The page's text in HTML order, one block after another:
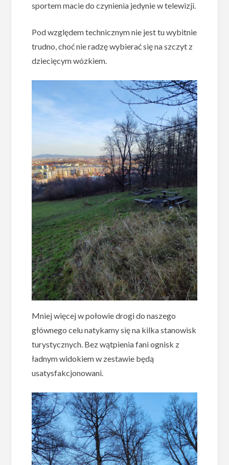
sportem macie do czynienia jedynie w telewizji.
Pod względem technicznym nie jest tu wybitnie
trudno, choć nie radzę wybierać się na szczyt z
dziecięcym wózkiem.
Mniej więcej w połowie drogi do naszego
głównego celu natykamy się na kilka stanowisk
turystycznych. Bez wątpienia fani ognisk z
ładnym widokiem w zestawie będą
usatysfakcjonowani.